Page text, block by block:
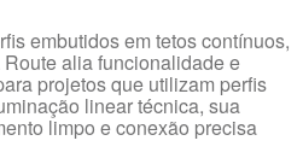
embutidos em tetos contínuos,
alia funcionalidade e
projetos que utilizam perfis
linear técnica, sua
limpo e conexão precisa